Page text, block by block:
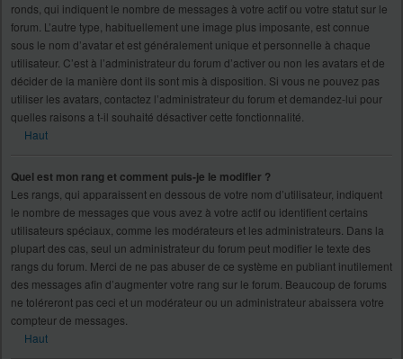
ronds, qui indiquent le nombre de messages à votre actif ou votre statut sur le
forum. L’autre type, habituellement une image plus imposante, est connue
sous le nom d’avatar et est généralement unique et personnelle à chaque
utilisateur. C’est à l’administrateur du forum d’activer ou non les avatars et de
décider de la manière dont ils sont mis à disposition. Si vous ne pouvez pas
utiliser les avatars, contactez l’administrateur du forum et demandez-lui pour
quelles raisons a t-il souhaité désactiver cette fonctionnalité.
Haut
Quel est mon rang et comment puis-je le modifier ?
Les rangs, qui apparaissent en dessous de votre nom d’utilisateur, indiquent
le nombre de messages que vous avez à votre actif ou identifient certains
utilisateurs spéciaux, comme les modérateurs et les administrateurs. Dans la
plupart des cas, seul un administrateur du forum peut modifier le texte des
rangs du forum. Merci de ne pas abuser de ce système en publiant inutilement
des messages afin d’augmenter votre rang sur le forum. Beaucoup de forums
ne toléreront pas ceci et un modérateur ou un administrateur abaissera votre
compteur de messages.
Haut